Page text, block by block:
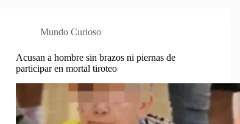
Mundo Curioso
Acusan a hombre sin brazos ni piernas de
participar en mortal tiroteo